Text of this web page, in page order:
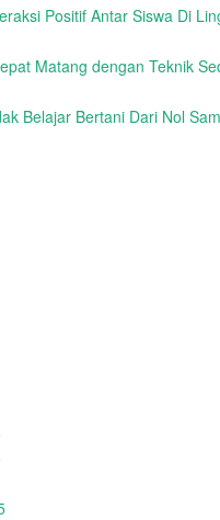
Positif Antar Siswa Di
Matang dengan Teknik
Belajar Bertani Dari Nol